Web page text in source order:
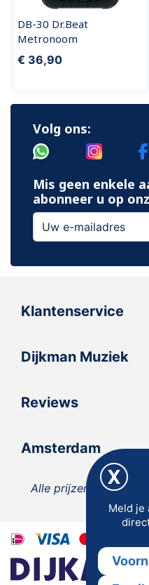
DB-30 Dr.Beat
Metronoom
€ 36,90
Volg ons:
Mis geen enkele
abonneer u op
Klantenservice
Dijkman Muziek
Reviews
Amsterdam
Alle prijzen zijn
Meld je